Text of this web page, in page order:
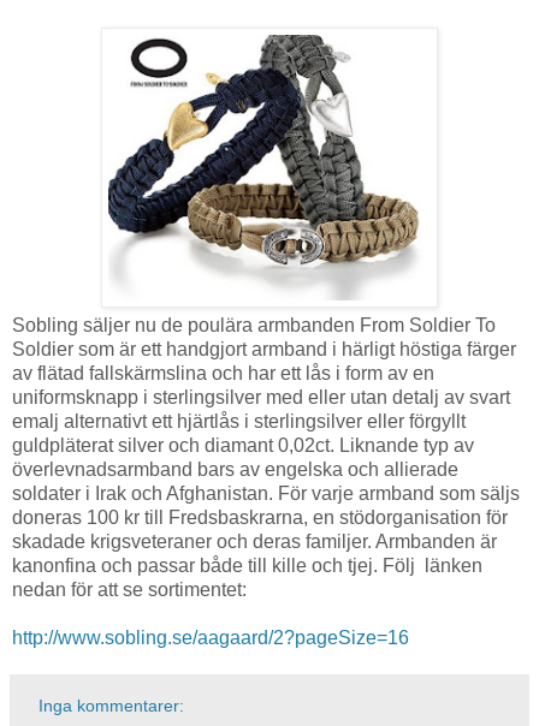
Sobling säljer nu de poulära armbanden From Soldier To
Soldier som är ett handgjort armband i härligt höstiga färger
av flätad fallskärmslina och har ett lås i form av en
uniformsknapp i sterlingsilver med eller utan detalj av svart
emalj alternativt ett hjärtlås i sterlingsilver eller förgyllt
guldpläterat silver och diamant 0,02ct. Liknande typ av
överlevnadsarmband bars av engelska och allierade
soldater i Irak och Afghanistan. För varje armband som säljs
doneras 100 kr till Fredsbaskrarna, en stödorganisation för
skadade krigsveteraner och deras familjer. Armbanden är
kanonfina och passar både till kille och tjej. Följ länken
nedan för att se sortimentet:
http://www.sobling.se/aagaard/2?pageSize=16
Inga kommentarer: